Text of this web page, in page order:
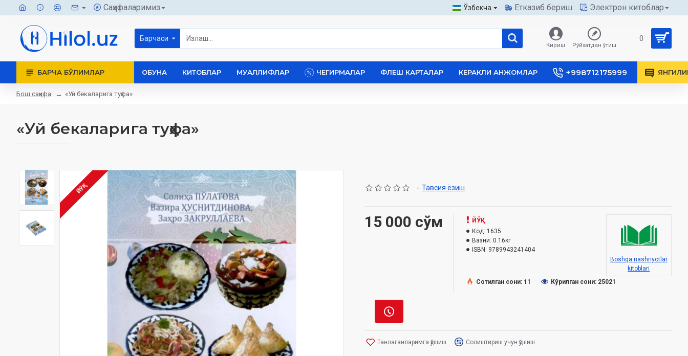
Саҳифаларимиз Ўзбекча Етказиб бериш Электрон китоблар
Барчаси
Кириш Рўйхатдан ўтиш
0
БАРЧА БЎЛИМЛАР ОБУНА КИТОБЛАР МУАЛЛИФЛАР ЧЕГИРМАЛАР ФЛЕШ КАРТАЛАР КЕРАКЛИ АНЖОМЛАР +998712175999
Бош саҳифа «Уй бекаларига туҳфа»
«Уй бекаларига туҳфа»
ЙЎҚ - Тавсия ёзиш
15 000 сўм
ЙЎҚ
Код: 1635
Вазни: 0.16кг
ISBN: 9789943241404
Boshqa nashriyotlar
kitoblari
Сотилган сони: 11
Кўрилган сони: 25021
Танлаганларимга қўшиш Солиштириш учун қўшиш